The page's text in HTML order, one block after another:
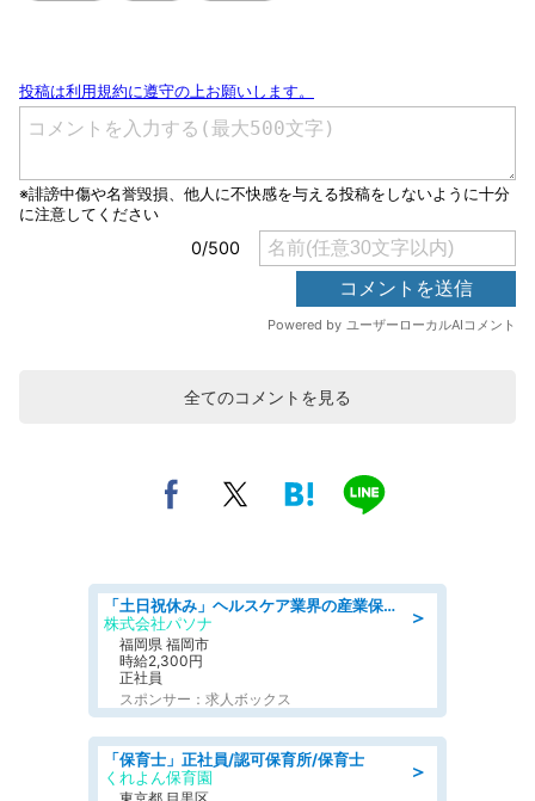
全てのコメントを見る
＞
「土日祝休み」ヘルスケア業界の産業保健師/高時給/未経験OK/要資格:保健師、正看護師
株式会社パソナ
福岡県 福岡市
時給2,300円
正社員
スポンサー：求人ボックス
＞
「保育士」正社員/認可保育所/保育士
くれよん保育園